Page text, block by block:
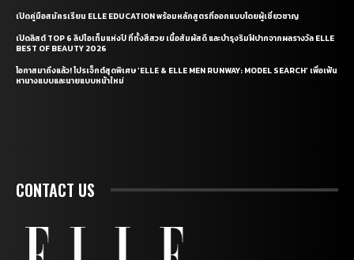
เปิดคู่มือสมัครเรียน ELLE EDUCATION พร้อมหลักสูตรที่ออกแบบโดยผู้เชี่ยวชาญ
เปิดลิสต์ TOP 6 ลิปไอเท็มแห่งปี ที่ทั้งสีสวย เนื้อสัมผัสดี และบำรุงริมฝีปากจากผลรางวัล ELLE
BEST OF BEAUTY 2026
โอกาสมาถึงแล้ว! โปรเจ็กต์สุดพิเศษ ‘ELLE & ELLE MEN RUNWAY: MODEL SEARCH’ เพื่อเฟ้น
หานางแบบและนายแบบหน้าใหม่
CONTACT US